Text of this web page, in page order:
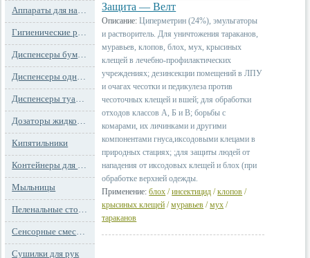
Аппараты для надевания бахил
Гигиенические расходные материалы
Диспенсеры бумажных полотенец
Диспенсеры одноразовых сидений на унитаз
Диспенсеры туалетной бумаги
Дозаторы жидкого мыла
Кипятильники
Контейнеры для мусора
Мыльницы
Пеленальные столы и детские сидения
Сенсорные смесители
Сушилки для рук
Защита — Велт
Описание: Циперметрин (24%), эмульгаторы
и растворитель. Для уничтожения тараканов,
муравьев, клопов, блох, мух, крысиных
клещей в лечебно-профилактических
учреждениях; дезинсекции помещений в ЛПУ
и очагах чесотки и педикулеза против
чесоточных клещей и вшей; для обработки
отходов классов А, Б и В; борьбы с
комарами, их личинками и другими
компонентами гнуса,иксодовыми клецами в
природных стациях; ;для защиты людей от
нападения от иксодовых клещей и блох (при
обработке верхней одежды.
Применение: блох /инсектицид /клопов /
крысиных клещей /муравьев /мух /
тараканов